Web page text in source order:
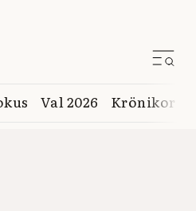
Val 2026 Krönikor